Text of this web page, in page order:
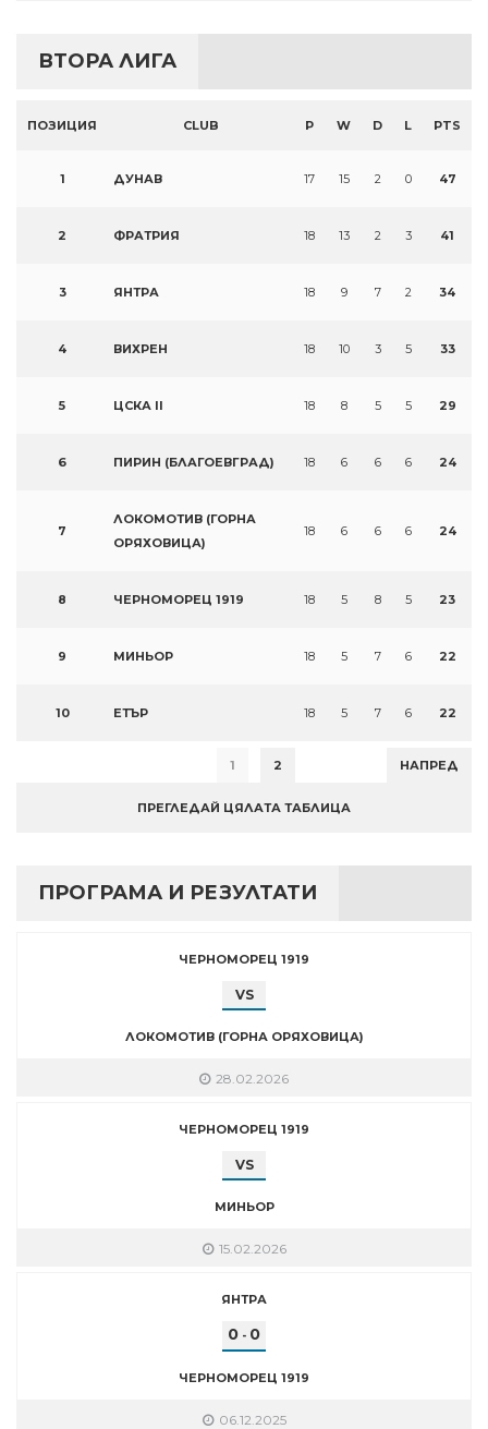
ВТОРА ЛИГА
ПОЗИЦИЯ CLUB P W D L PTS
1 ДУНАВ 17 15 2 0 47
2 ФРАТРИЯ 18 13 2 3 41
3 ЯНТРА 18 9 7 2 34
4 ВИХРЕН 18 10 3 5 33
5 ЦСКА II 18 8 5 5 29
6 ПИРИН (БЛАГОЕВГРАД) 18 6 6 6 24
7
ЛОКОМОТИВ (ГОРНА
ОРЯХОВИЦА)
18 6 6 6 24
8 ЧЕРНОМОРЕЦ 1919 18 5 8 5 23
9 МИНЬОР 18 5 7 6 22
10 ЕТЪР 18 5 7 6 22
1 2 НАПРЕД
ПРЕГЛЕДАЙ ЦЯЛАТА ТАБЛИЦА
ПРОГРАМА И РЕЗУЛТАТИ
ЧЕРНОМОРЕЦ 1919
VS
ЛОКОМОТИВ (ГОРНА ОРЯХОВИЦА)
28.02.2026
ЧЕРНОМОРЕЦ 1919
VS
МИНЬОР
15.02.2026
ЯНТРА
0 - 0
ЧЕРНОМОРЕЦ 1919
06.12.2025